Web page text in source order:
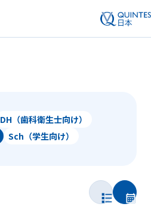
DH（歯科衛生士向け）
Sch（学生向け）